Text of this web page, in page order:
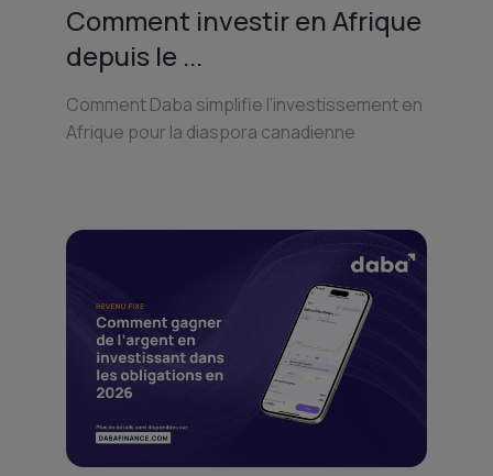
Comment investir en Afrique
depuis le ...
Comment Daba simplifie l’investissement en
Afrique pour la diaspora canadienne